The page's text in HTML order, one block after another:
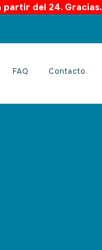
partir del 24. Gracias.
FAQ Contacto